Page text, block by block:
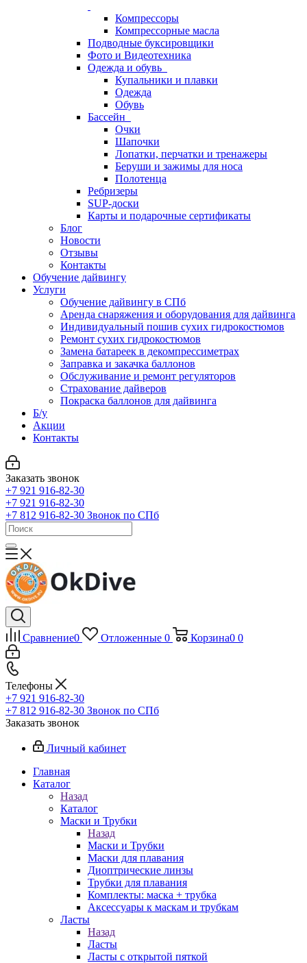
Компрессоры
Компрессорные масла
Подводные буксировщики
Фото и Видеотехника
Одежда и обувь
Купальники и плавки
Одежда
Обувь
Бассейн
Очки
Шапочки
Лопатки, перчатки и тренажеры
Беруши и зажимы для носа
Полотенца
Ребризеры
SUP-доски
Карты и подарочные сертификаты
Блог
Новости
Отзывы
Контакты
Обучение дайвингу
Услуги
Обучение дайвингу в СПб
Аренда снаряжения и оборудования для дайвинга
Индивидуальный пошив сухих гидрокостюмов
Ремонт сухих гидрокостюмов
Замена батареек в декомпрессиметрах
Заправка и закачка баллонов
Обслуживание и ремонт регуляторов
Страхование дайверов
Покраска баллонов для дайвинга
Б/у
Акции
Контакты
Заказать звонок
+7 921 916-82-30
+7 921 916-82-30
+7 812 916-82-30 Звонок по СПб
Сравнение0 Отложенные 0 Корзина0 0
Телефоны
+7 921 916-82-30
+7 812 916-82-30 Звонок по СПб
Заказать звонок
Личный кабинет
Главная
Каталог
Назад
Каталог
Маски и Трубки
Назад
Маски и Трубки
Маски для плавания
Диоптрические линзы
Трубки для плавания
Комплекты: маска + трубка
Аксессуары к маскам и трубкам
Ласты
Назад
Ласты
Ласты с открытой пяткой